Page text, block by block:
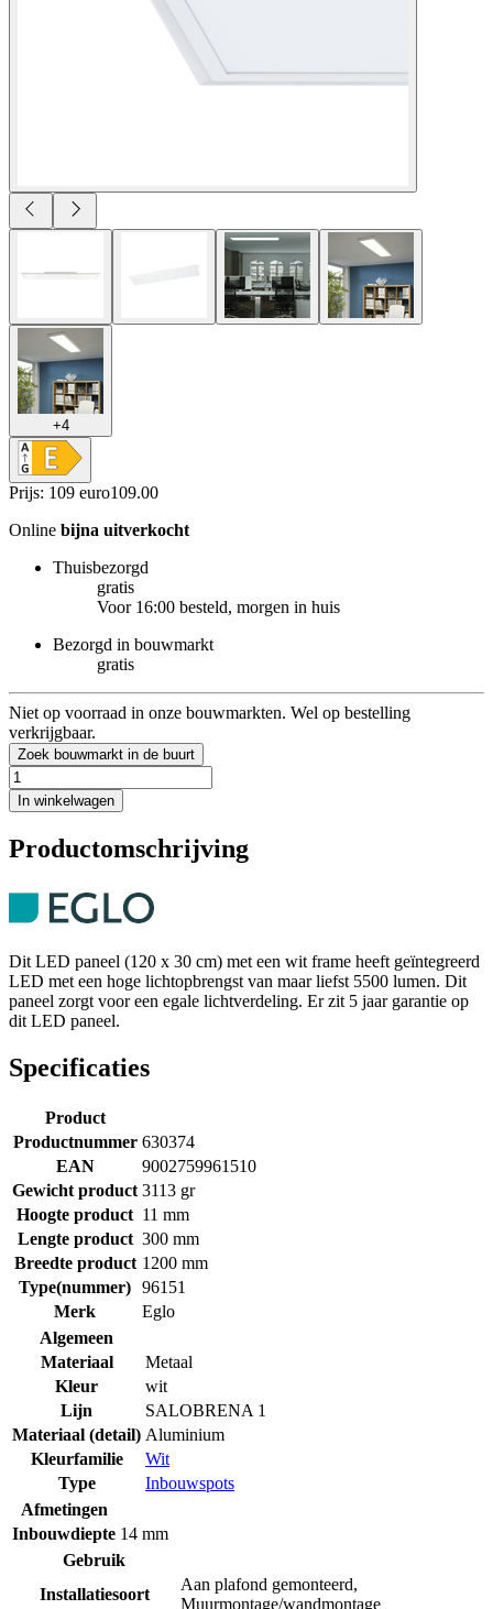
+4
Prijs: 109 euro109.00
Online bijna uitverkocht
Thuisbezorgd
gratis
Voor 16:00 besteld, morgen in huis
Bezorgd in bouwmarkt
gratis
Niet op voorraad in onze bouwmarkten. Wel op bestelling
verkrijgbaar.
Zoek bouwmarkt in de buurt
In winkelwagen
Productomschrijving
Dit LED paneel (120 x 30 cm) met een wit frame heeft geïntegreerd
LED met een hoge lichtopbrengst van maar liefst 5500 lumen. Dit
paneel zorgt voor een egale lichtverdeling. Er zit 5 jaar garantie op
dit LED paneel.
Specificaties
Product
Productnummer 630374
EAN
9002759961510
Gewicht product 3113 gr
Hoogte product 11 mm
Lengte product 300 mm
Breedte product 1200 mm
Type(nummer) 96151
Merk
Eglo
Algemeen
Materiaal
Metaal
Kleur
wit
Lijn
SALOBRENA 1
Materiaal (detail) Aluminium
Kleurfamilie
Wit
Type
Inbouwspots
Afmetingen
Inbouwdiepte 14 mm
Gebruik
Installatiesoort
Aan plafond gemonteerd,
Muurmontage/wandmontage